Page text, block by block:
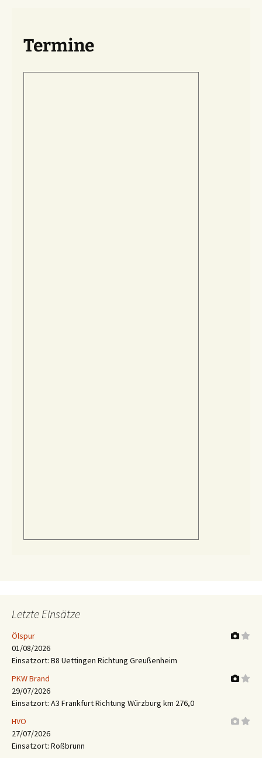
Termine
Letzte Einsätze
Ölspur
01/08/2026
Einsatzort: B8 Uettingen Richtung Greußenheim
PKW Brand
29/07/2026
Einsatzort: A3 Frankfurt Richtung Würzburg km 276,0
HVO
27/07/2026
Einsatzort: Roßbrunn